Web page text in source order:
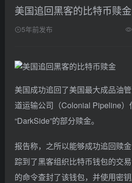
美国追回黑客的比特币赎金
5年前发布
美国成功追回了美国最大成品油
道运输公司（Colonial Pipeline）
“DarkSide”的部分赎金。
报告称，之所以能够成功追回赎
踪到了黑客组织比特币钱包的交
的命令查封了该钱包，并使用密